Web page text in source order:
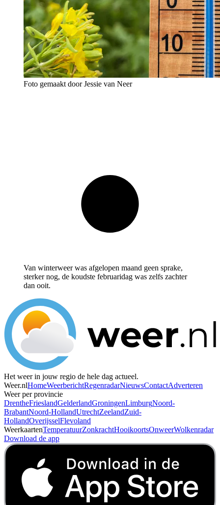
Foto gemaakt door Jessie van Neer
Van winterweer was afgelopen maand geen sprake,
sterker nog, de koudste februaridag was zelfs zachter
dan ooit.
Het weer in jouw regio de hele dag actueel.
Weer.nlHomeWeerberichtRegenradarNieuwsContactAdverteren
Weer per provincie
DrentheFrieslandGelderlandGroningenLimburgNoord-
BrabantNoord-HollandUtrechtZeelandZuid-
HollandOverijsselFlevoland
WeerkaartenTemperatuurZonkrachtHooikoortsOnweerWolkenradar
Download de app